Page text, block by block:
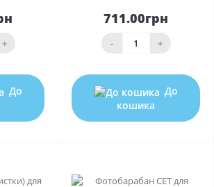
+
До
711.00грн
- +
До
кошика